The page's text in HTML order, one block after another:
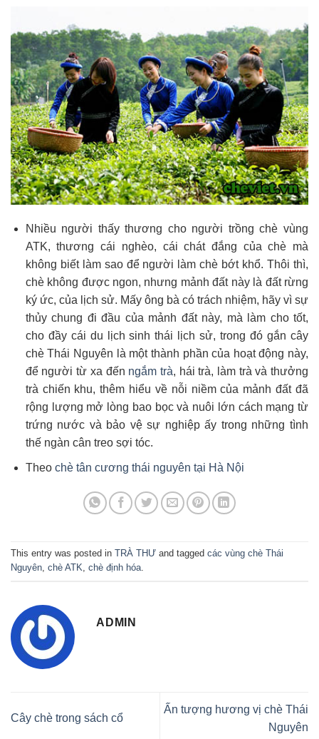
Nhiều người thấy thương cho người trồng chè vùng
ATK, thương cái nghèo, cái chát đắng của chè mà
không biết làm sao để người làm chè bớt khổ. Thôi thì,
chè không được ngon, nhưng mảnh đất này là đất rừng
ký ức, của lịch sử. Mấy ông bà có trách nhiệm, hãy vì sự
thủy chung đi đầu của mảnh đất này, mà làm cho tốt,
cho đầy cái du lịch sinh thái lịch sử, trong đó gắn cây
chè Thái Nguyên là một thành phần của hoạt động này,
để người từ xa đến ngắm trà, hái trà, làm trà và thưởng
trà chiến khu, thêm hiểu về nỗi niềm của mảnh đất đã
rộng lượng mở lòng bao bọc và nuôi lớn cách mạng từ
trứng nước và bảo vệ sự nghiệp ấy trong những tình
thế ngàn cân treo sợi tóc.
Theo chè tân cương thái nguyên tại Hà Nội
This entry was posted in TRÀ THƯ and tagged các vùng chè Thái
Nguyên, chè ATK, chè định hóa.
ADMIN
Cây chè trong sách cổ
Ấn tượng hương vị chè Thái
Nguyên